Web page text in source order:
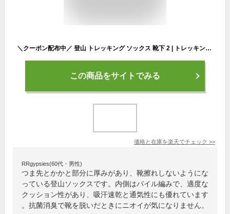
＼クーポン配布中／ 登山 トレッキング ソックス 靴下 2 | トレッキングソックス ハイキング ウォーキング 初心者 登山用 くつ下 メンズ レディース 靴下 ランニング サイクリング ソックス おすすめ ユニセックス スポーツ
この商品をサイトでみる
価格と在庫を楽天でチェック >>
RRgypsies(60代・男性)
つま先とかかと部分に厚みがあり、靴擦れしないようにな
っている登山ソックスです。内側はパイル編みで、適度な
クッション性があり、吸汗速乾と通気性にも優れています
。抗菌消臭で靴を脱いだときにニオイが気になりません。